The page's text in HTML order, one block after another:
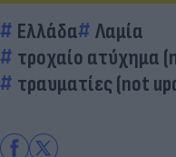
Ελλάδα
Λαμία
τροχαίο ατύχημα
τραυματίες (not